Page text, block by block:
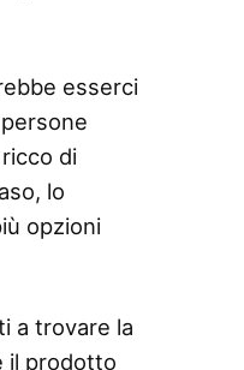
esserci
di
lo
opzioni
a trovare la
il prodotto